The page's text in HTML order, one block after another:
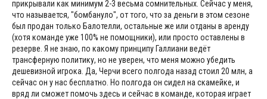
прикрывали как минимум 2-3 весьма сомнительных. Сейчас у меня,
что называется, "бомбануло", от того, что за деньги в этом сезоне
был продан только Балотелли, остальные же или отданы в аренду
(хотя команде уже 100% не помощники), или просто оставлены в
резерве. Я не знаю, по какому принципу Галлиани ведёт
трансферную политику, но не уверен, что меня можно убедить
дешевизной игрока. Да, Черчи всего полгода назад стоил 20 млн, а
сейчас он у нас бесплатно. Но полгода он сидел на скамейке, и
вряд ли сможет помочь здесь и сейчас в команде, которая играет